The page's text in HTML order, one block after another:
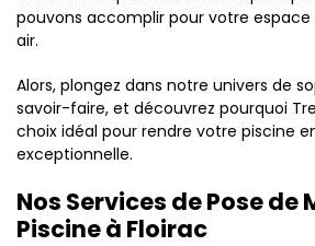
pouvons accomplir pour votre
air.
Alors, plongez dans notre univers de
savoir-faire, et découvrez pourquoi
choix idéal pour rendre votre piscine
exceptionnelle.
Nos Services de Pose de
Piscine à Floirac